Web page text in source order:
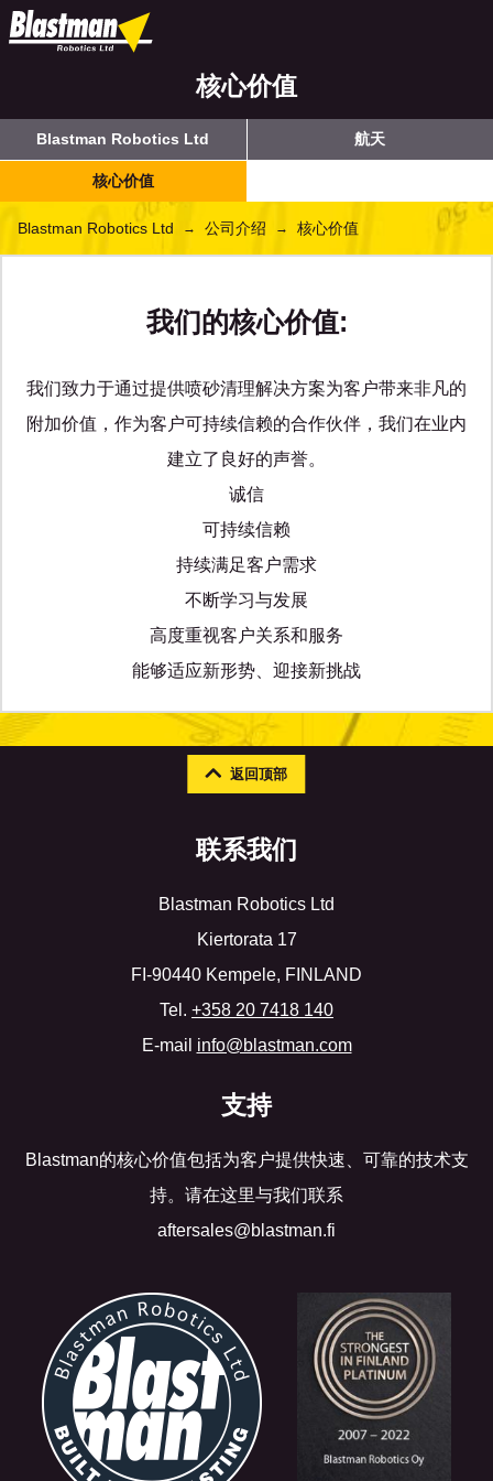
核心价值
Blastman Robotics Ltd 航天
核心价值
Blastman Robotics Ltd → 公司介绍 → 核心价值
我们的核心价值:
我们致力于通过提供喷砂清理解决方案为客户带来非凡的
附加价值，作为客户可持续信赖的合作伙伴，我们在业内
建立了良好的声誉。
诚信
可持续信赖
持续满足客户需求
不断学习与发展
高度重视客户关系和服务
能够适应新形势、迎接新挑战
返回顶部
联系我们
Blastman Robotics Ltd
Kiertorata 17
FI-90440 Kempele, FINLAND
Tel. +358 20 7418 140
E-mail info@blastman.com
支持
Blastman的核心价值包括为客户提供快速、可靠的技术支
持。请在这里与我们联系
aftersales@blastman.fi